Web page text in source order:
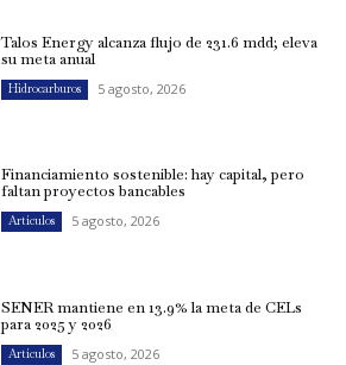
Talos Energy alcanza flujo de 231.6 mdd; eleva
su meta anual
Hidrocarburos 5 agosto, 2026
Financiamiento sostenible: hay capital, pero
faltan proyectos bancables
Artículos 5 agosto, 2026
SENER mantiene en 13.9% la meta de CELs
para 2025 y 2026
Artículos 5 agosto, 2026